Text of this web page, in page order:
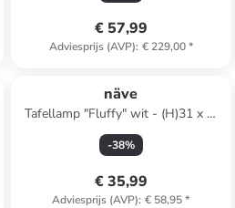
€ 57,99
Adviesprijs (AVP): € 229,00*
näve
Tafellamp "Fluffy" wit - (H)31 x Ø
23 cm
-38%
€ 35,99
Adviesprijs (AVP): € 58,95*